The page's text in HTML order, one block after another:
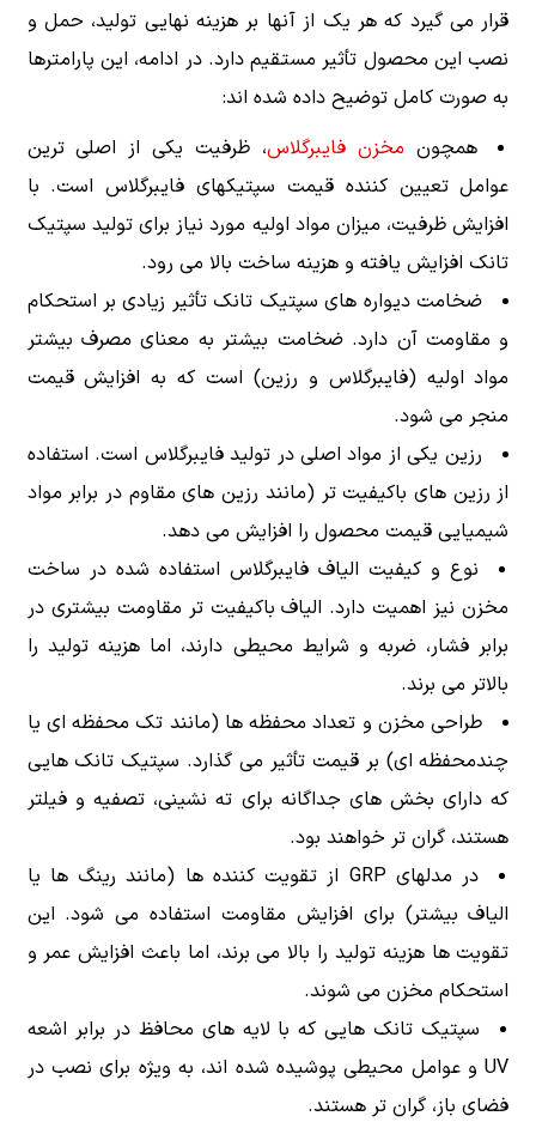
قرار می گیرد که هر یک از آنها بر هزینه نهایی تولید، حمل و
نصب این محصول تأثیر مستقیم دارد. در ادامه، این پارامترها
به صورت کامل توضیح داده شده اند:
همچون مخزن فایبرگلاس، ظرفیت یکی از اصلی ترین
عوامل تعیین کننده قیمت سپتیکهای فایبرگلاس است. با
افزایش ظرفیت، میزان مواد اولیه مورد نیاز برای تولید سپتیک
تانک افزایش یافته و هزینه ساخت بالا می رود.
ضخامت دیواره های سپتیک تانک تأثیر زیادی بر استحکام
و مقاومت آن دارد. ضخامت بیشتر به معنای مصرف بیشتر
مواد اولیه (فایبرگلاس و رزین) است که به افزایش قیمت
منجر می شود.
رزین یکی از مواد اصلی در تولید فایبرگلاس است. استفاده
از رزین های باکیفیت تر (مانند رزین های مقاوم در برابر مواد
شیمیایی قیمت محصول را افزایش می دهد.
نوع و کیفیت الیاف فایبرگلاس استفاده شده در ساخت
مخزن نیز اهمیت دارد. الیاف باکیفیت تر مقاومت بیشتری در
برابر فشار، ضربه و شرایط محیطی دارند، اما هزینه تولید را
بالاتر می برند.
طراحی مخزن و تعداد محفظه ها (مانند تک محفظه ای یا
چندمحفظه ای) بر قیمت تأثیر می گذارد. سپتیک تانک هایی
که دارای بخش های جداگانه برای ته نشینی، تصفیه و فیلتر
هستند، گران تر خواهند بود.
در مدلهای GRP از تقویت کننده ها (مانند رینگ ها یا
الیاف بیشتر) برای افزایش مقاومت استفاده می شود. این
تقویت ها هزینه تولید را بالا می برند، اما باعث افزایش عمر و
استحکام مخزن می شوند.
سپتیک تانک هایی که با لایه های محافظ در برابر اشعه
UV و عوامل محیطی پوشیده شده اند، به ویژه برای نصب در
فضای باز، گران تر هستند.